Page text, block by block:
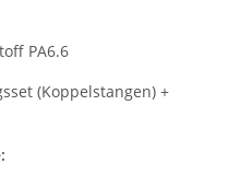
PA6.6
(Koppelstangen) +